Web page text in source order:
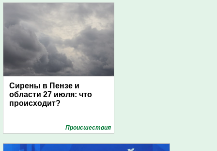
Сирены в Пензе и
области 27 июля: что
происходит?
Проиcшествия